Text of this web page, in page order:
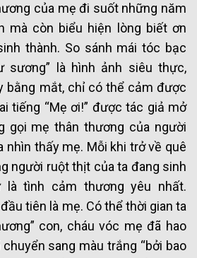
của mẹ đi suốt những năm
mà còn biểu hiện lòng biết ơn
thành. So sánh mái tóc bạc
sương” là hình ảnh siêu thực,
bằng mắt, chỉ có thể cảm được
tiếng “Mẹ ơi!” được tác giả mở
gọi mẹ thân thương của người
nhìn thấy mẹ. Mỗi khi trở về quê
người ruột thịt của ta đang sinh
là tình cảm thương yêu nhất.
tiên là mẹ. Có thể thời gian ta
con, cháu vóc mẹ đã hao
sang màu trắng “bởi bao